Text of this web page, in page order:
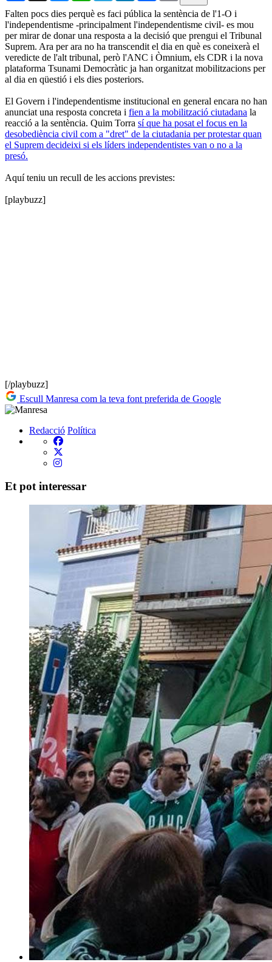
Falten pocs dies perquè es faci pública la sentència de l'1-O i
l'independentisme -principalment l'independentisme civil- es mou
per mirar de donar una resposta a la decisió que prengui el Tribunal
Suprem. Ara per ara no ha transcendit el dia en què es coneixerà el
veredicte de l'alt tribunal, però l'ANC i Òmnium, els CDR i la nova
plataforma Tsunami Democràtic ja han organitzat mobilitzacions per
al dia en qüestió i els dies posteriors.
El Govern i l'independentisme institucional en general encara no han
anunciat una resposta concreta i fien a la mobilització ciutadana la
reacció a la sentència. Quim Torra sí que ha posat el focus en la
desobediència civil com a "dret" de la ciutadania per protestar quan
el Suprem decideixi si els líders independentistes van o no a la
presó.
Aquí teniu un recull de les accions previstes:
[playbuzz]
[/playbuzz]
Escull Manresa com la teva font preferida de Google
Redacció Política
Et pot interessar